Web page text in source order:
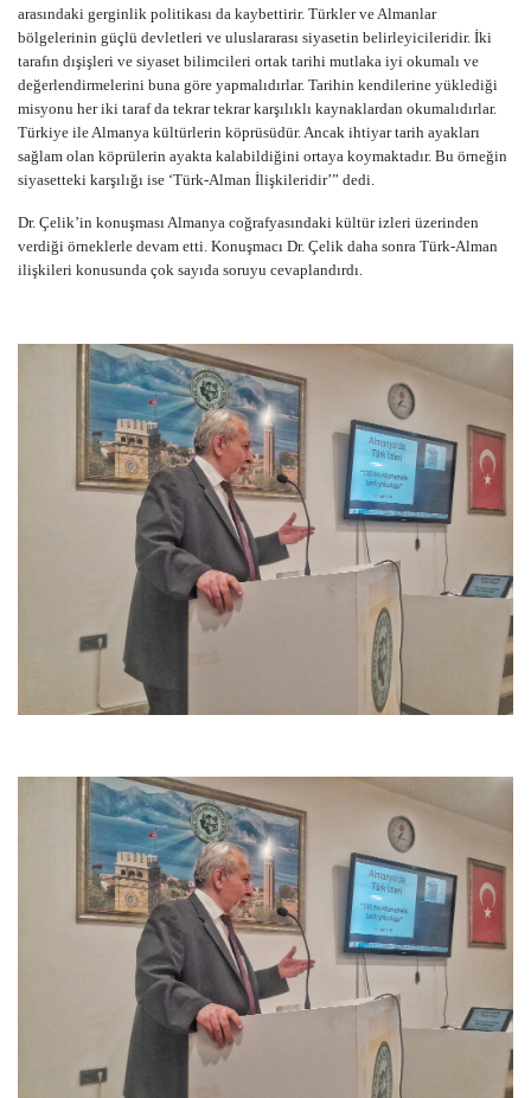
arasındaki gerginlik politikası da kaybettirir. Türkler ve Almanlar
bölgelerinin güçlü devletleri ve uluslararası siyasetin belirleyicileridir. İki
tarafın dışişleri ve siyaset bilimcileri ortak tarihi mutlaka iyi okumalı ve
değerlendirmelerini buna göre yapmalıdırlar. Tarihin kendilerine yüklediği
misyonu her iki taraf da tekrar tekrar karşılıklı kaynaklardan okumalıdırlar.
Türkiye ile Almanya kültürlerin köprüsüdür. Ancak ihtiyar tarih ayakları
sağlam olan köprülerin ayakta kalabildiğini ortaya koymaktadır. Bu örneğin
siyasetteki karşılığı ise ‘Türk-Alman İlişkileridir’” dedi.
Dr. Çelik’in konuşması Almanya coğrafyasındaki kültür izleri üzerinden
verdiği örneklerle devam etti. Konuşmacı Dr. Çelik daha sonra Türk-Alman
ilişkileri konusunda çok sayıda soruyu cevaplandırdı.